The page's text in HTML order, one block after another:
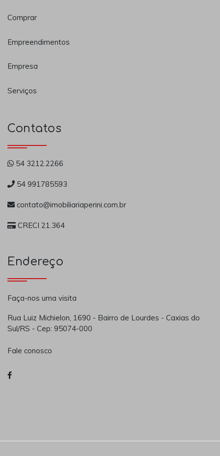
Comprar
Empreendimentos
Empresa
Serviços
Contatos
54 3212.2266
54 991785593
contato@imobiliariaperini.com.br
CRECI 21.364
Endereço
Faça-nos uma visita
Rua Luiz Michielon, 1690 - Bairro de Lourdes - Caxias do
Sul/RS - Cep: 95074-000
Fale conosco